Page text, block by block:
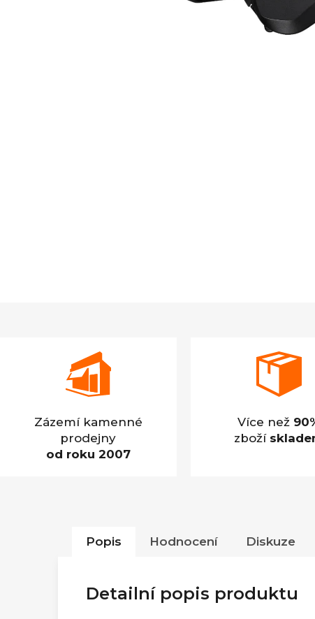
Zázemí kamenné
prodejny
od roku 2007
Více než
zboží
Popis Hodnocení Diskuze
Detailní popis produktu